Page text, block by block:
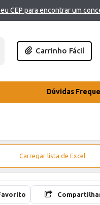
CEP para encontrar um
Carrinho Fácil
Dúvidas
Carregar lista de Excel